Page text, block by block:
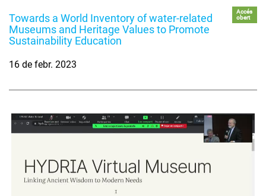
Towards a World Inventory of water-related
Museums and Heritage Values to Promote
Sustainability Education
Accés
obert
16 de febr. 2023